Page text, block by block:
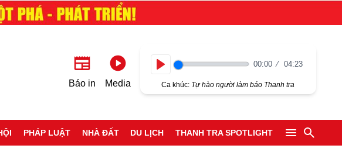
Báo in Media
00:00 04:23
Ca khúc: Tự hào người làm báo Thanh tra
PHÁP LUẬT NHÀ ĐẤT DU LỊCH THANH TRA SPOTLIGHT